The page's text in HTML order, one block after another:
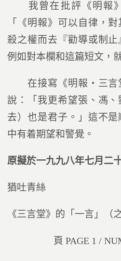
我曾在批評《明報》
「《明報》可以自律，
殺之權而去『勸導或制止
例如對本欄和這篇短文，
在接寫《明報‧三言
說：「我更希望張、馮
去）也是君子。」這不
中有着期望和警覺。
原擬於一九九八年七月二
猶吐青絲
《三言堂》的「一言」（
頁 PAGE 1 /